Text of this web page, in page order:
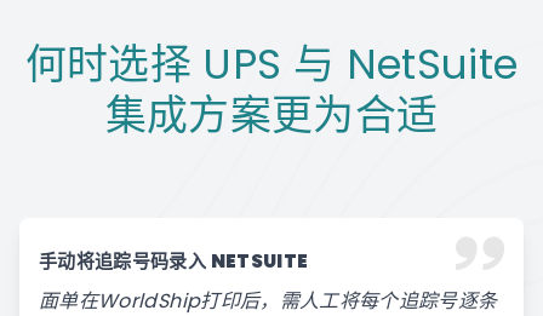
何时选择 UPS 与 NetSuite
集成方案更为合适
手动将追踪号码录入 NETSUITE
面单在WorldShip打印后，需人工将每个追踪号逐条